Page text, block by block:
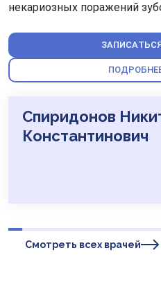
некариозных поражений
Спиридонов
Константинович
Смотреть всех врачей